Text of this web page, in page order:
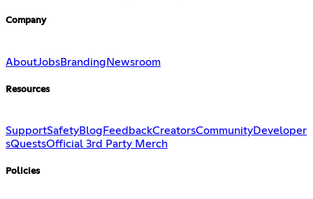
Company
AboutJobsBranding Newsroom
Resources
SupportSafetyBlog FeedbackCreatorsCommunityDeveloper
sQuestsOfficial 3rd Party Merch
Policies